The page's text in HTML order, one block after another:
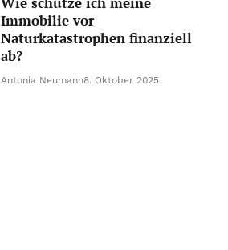
Immobilie vor
Naturkatastrophen finanziell
ab?
Antonia Neumann8. Oktober 2025